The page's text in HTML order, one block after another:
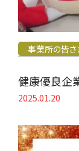
事業所の皆さ
健康優良企
2025.01.20